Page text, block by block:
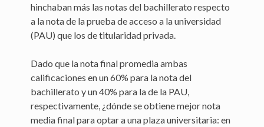
hinchaban más las notas del bachillerato respecto
a la nota de la prueba de acceso a la universidad
(PAU) que los de titularidad privada.
Dado que la nota final promedia ambas
calificaciones en un 60% para la nota del
bachillerato y un 40% para la de la PAU,
respectivamente, ¿dónde se obtiene mejor nota
media final para optar a una plaza universitaria: en